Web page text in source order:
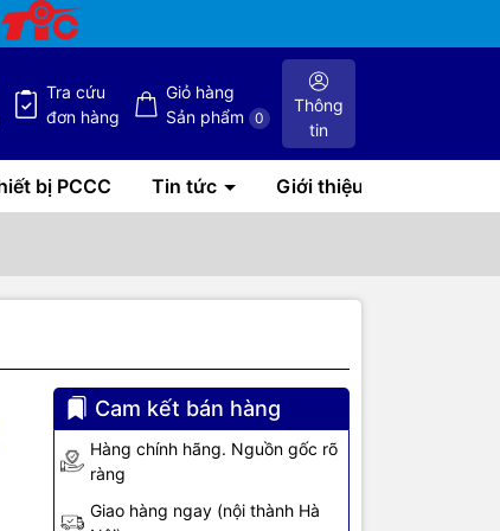
Tra cứu
đơn hàng
Giỏ hàng
Sản phẩm
0
Thông
tin
bị PCCC Tin tức Giới thiệu
Cam kết bán hàng
Hàng chính hãng. Nguồn gốc rõ
ràng
Giao hàng ngay (nội thành Hà